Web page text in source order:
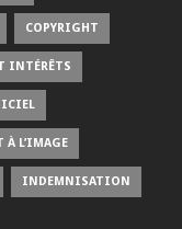
COPYRIGHT
INTÉRÊTS
À L’IMAGE
INDEMNISATION